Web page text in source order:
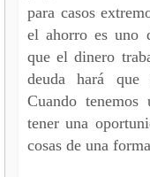
para casos
el ahorro es uno
que el dinero
deuda hará
Cuando
tener una
cosas de una